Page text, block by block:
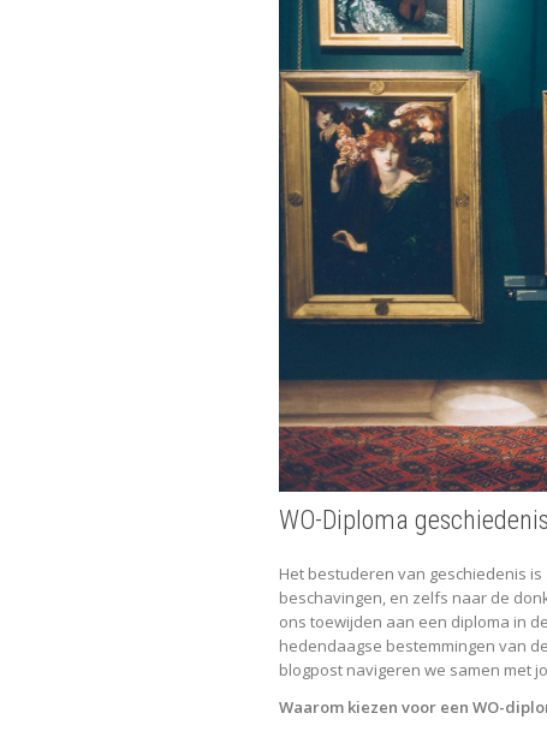
WO-Diploma
Het bestuderen van geschiedenis
beschavingen, en zelfs naar de
ons toewijden aan een diploma in
hedendaagse bestemmingen van
blogpost navigeren we samen met
Waarom kiezen voor een WO-